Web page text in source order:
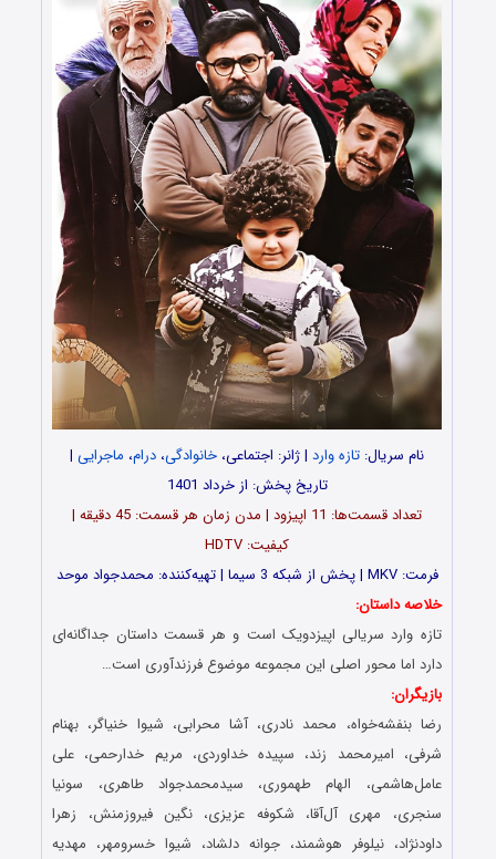
نام سریال: تازه وارد | ژانر: اجتماعی، خانوادگی، درام، ماجرایی |
تاریخ پخش: از خرداد 1401
تعداد قسمت‌ها: 11 اپیزود | مدن زمان هر قسمت: 45 دقیقه |
کیفیت: HDTV
فرمت: MKV | پخش از شبکه 3 سیما | تهیه‌‌کننده: محمدجواد موحد
خلاصه داستان:
تازه وارد سریالی اپیزدویک است و هر قسمت داستان جداگانه‌ای
دارد اما محور اصلی این مجموعه موضوع فرزندآوری است…
بازیگران:
رضا بنفشه‌خواه، محمد نادری، آشا محرابی، شیوا خنیاگر، بهنام
شرفی، امیرمحمد زند، سپیده خداوردی، مریم خدارحمی، علی
عامل‌هاشمی، الهام طهموری، سیدمحمدجواد طاهری، سونیا
سنجری، مهری آل‌آقا، شکوفه عزیزی، نگین فیروزمنش، زهرا
داودنژاد، نیلوفر هوشمند، جوانه دلشاد، شیوا خسرومهر، مهدیه